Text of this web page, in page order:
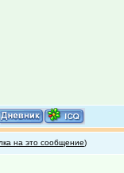
на это сообщение)